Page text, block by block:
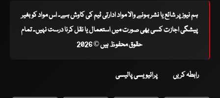
ہم نیوز پر شائع یا نشر ہونے والا مواد ادارتی ٹیم کی کاوش ہے۔ اس مواد کو بغیر
پیشگی اجازت کسی بھی صورت میں استعمال یا نقل کرنا درست نہیں۔ تمام
حقوق محفوظ ہیں © 2026
رابطہ کریں پرائیویسی پالیسی